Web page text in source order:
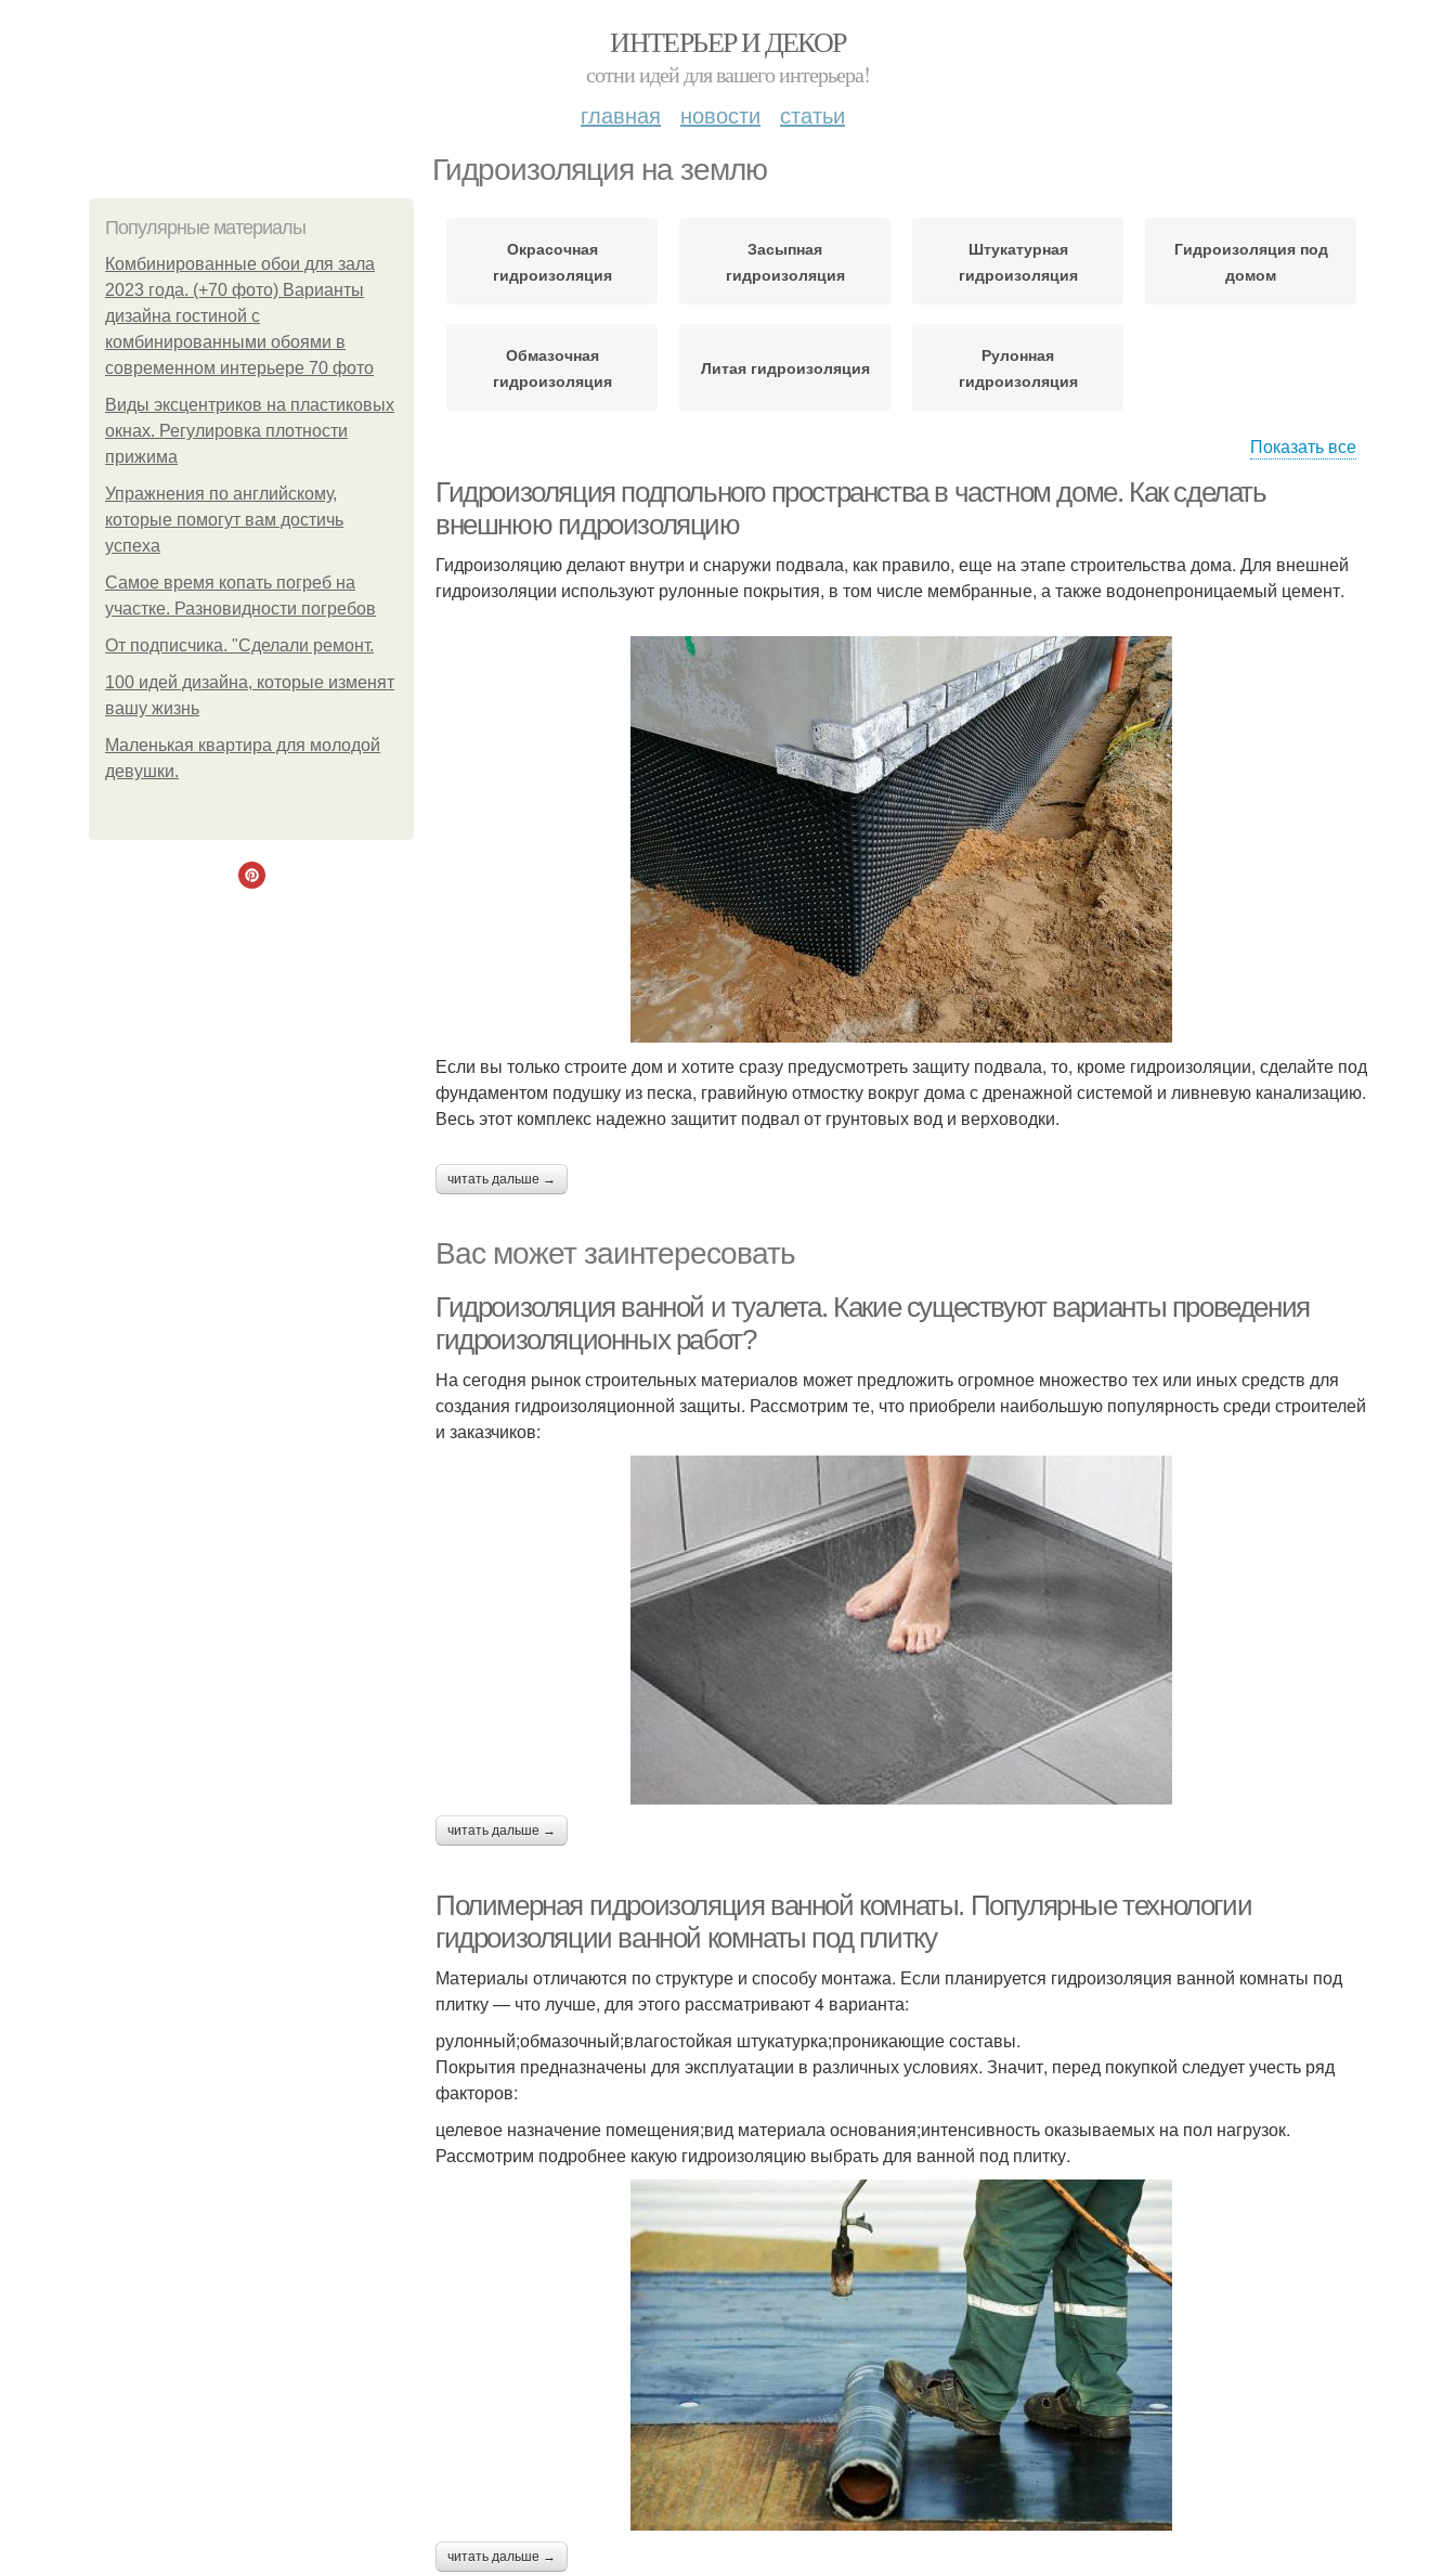
ИНТЕРЬЕР И ДЕКОР
сотни идей для вашего интерьера!
главная новости статьи
Гидроизоляция на землю
Популярные материалы
Комбинированные обои для зала
2023 года. (+70 фото) Варианты
дизайна гостиной с
комбинированными обоями в
современном интерьере 70 фото
Виды эксцентриков на пластиковых
окнах. Регулировка плотности
прижима
Упражнения по английскому,
которые помогут вам достичь
успеха
Самое время копать погреб на
участке. Разновидности погребов
От подписчика. "Сделали ремонт.
100 идей дизайна, которые изменят
вашу жизнь
Маленькая квартира для молодой
девушки.
Окрасочная
гидроизоляция
Засыпная
гидроизоляция
Штукатурная
гидроизоляция
Гидроизоляция под
домом
Обмазочная
гидроизоляция
Литая гидроизоляция
Рулонная
гидроизоляция
Показать все
Гидроизоляция подпольного пространства в частном доме. Как сделать
внешнюю гидроизоляцию
Гидроизоляцию делают внутри и снаружи подвала, как правило, еще на этапе строительства дома. Для внешней
гидроизоляции используют рулонные покрытия, в том числе мембранные, а также водонепроницаемый цемент.
Если вы только строите дом и хотите сразу предусмотреть защиту подвала, то, кроме гидроизоляции, сделайте под
фундаментом подушку из песка, гравийную отмостку вокруг дома с дренажной системой и ливневую канализацию.
Весь этот комплекс надежно защитит подвал от грунтовых вод и верховодки.
читать дальше →
Вас может заинтересовать
Гидроизоляция ванной и туалета. Какие существуют варианты проведения
гидроизоляционных работ?
На сегодня рынок строительных материалов может предложить огромное множество тех или иных средств для
создания гидроизоляционной защиты. Рассмотрим те, что приобрели наибольшую популярность среди строителей
и заказчиков:
читать дальше →
Полимерная гидроизоляция ванной комнаты. Популярные технологии
гидроизоляции ванной комнаты под плитку
Материалы отличаются по структуре и способу монтажа. Если планируется гидроизоляция ванной комнаты под
плитку — что лучше, для этого рассматривают 4 варианта:
рулонный;обмазочный;влагостойкая штукатурка;проникающие составы.
Покрытия предназначены для эксплуатации в различных условиях. Значит, перед покупкой следует учесть ряд
факторов:
целевое назначение помещения;вид материала основания;интенсивность оказываемых на пол нагрузок.
Рассмотрим подробнее какую гидроизоляцию выбрать для ванной под плитку.
читать дальше →